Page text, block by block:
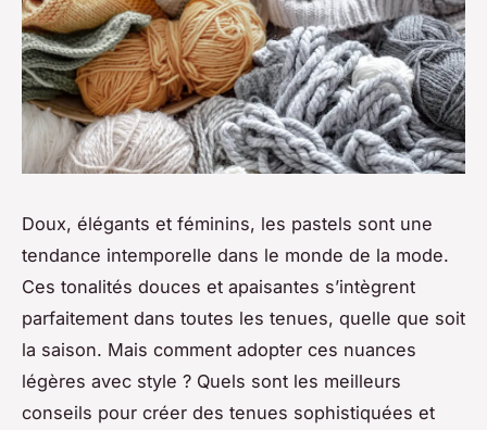
Doux, élégants et féminins, les pastels sont une
tendance intemporelle dans le monde de la mode.
Ces tonalités douces et apaisantes s’intègrent
parfaitement dans toutes les tenues, quelle que soit
la saison. Mais comment adopter ces nuances
légères avec style ? Quels sont les meilleurs
conseils pour créer des tenues sophistiquées et